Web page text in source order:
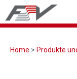
Home > Produkte